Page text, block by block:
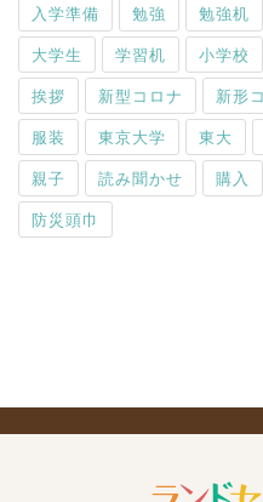
入学準備
勉強 勉強机
大学生
学習机 小学校
挨拶
新型コロナ 新形
服装
東京大学 東大
親子
読み聞かせ 購入
防災頭巾